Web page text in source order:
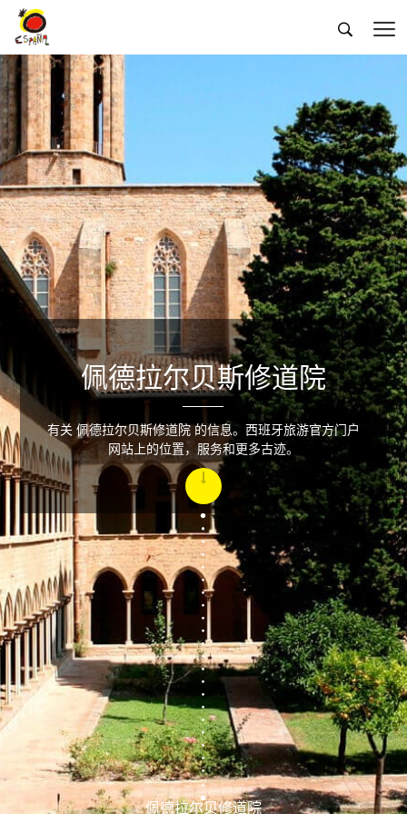
 
佩德拉尔贝修道院
佩德拉尔贝斯修道院
有关 佩德拉尔贝斯修道院 的信息。西班牙旅游官方门户
网站上的位置，服务和更多古迹。